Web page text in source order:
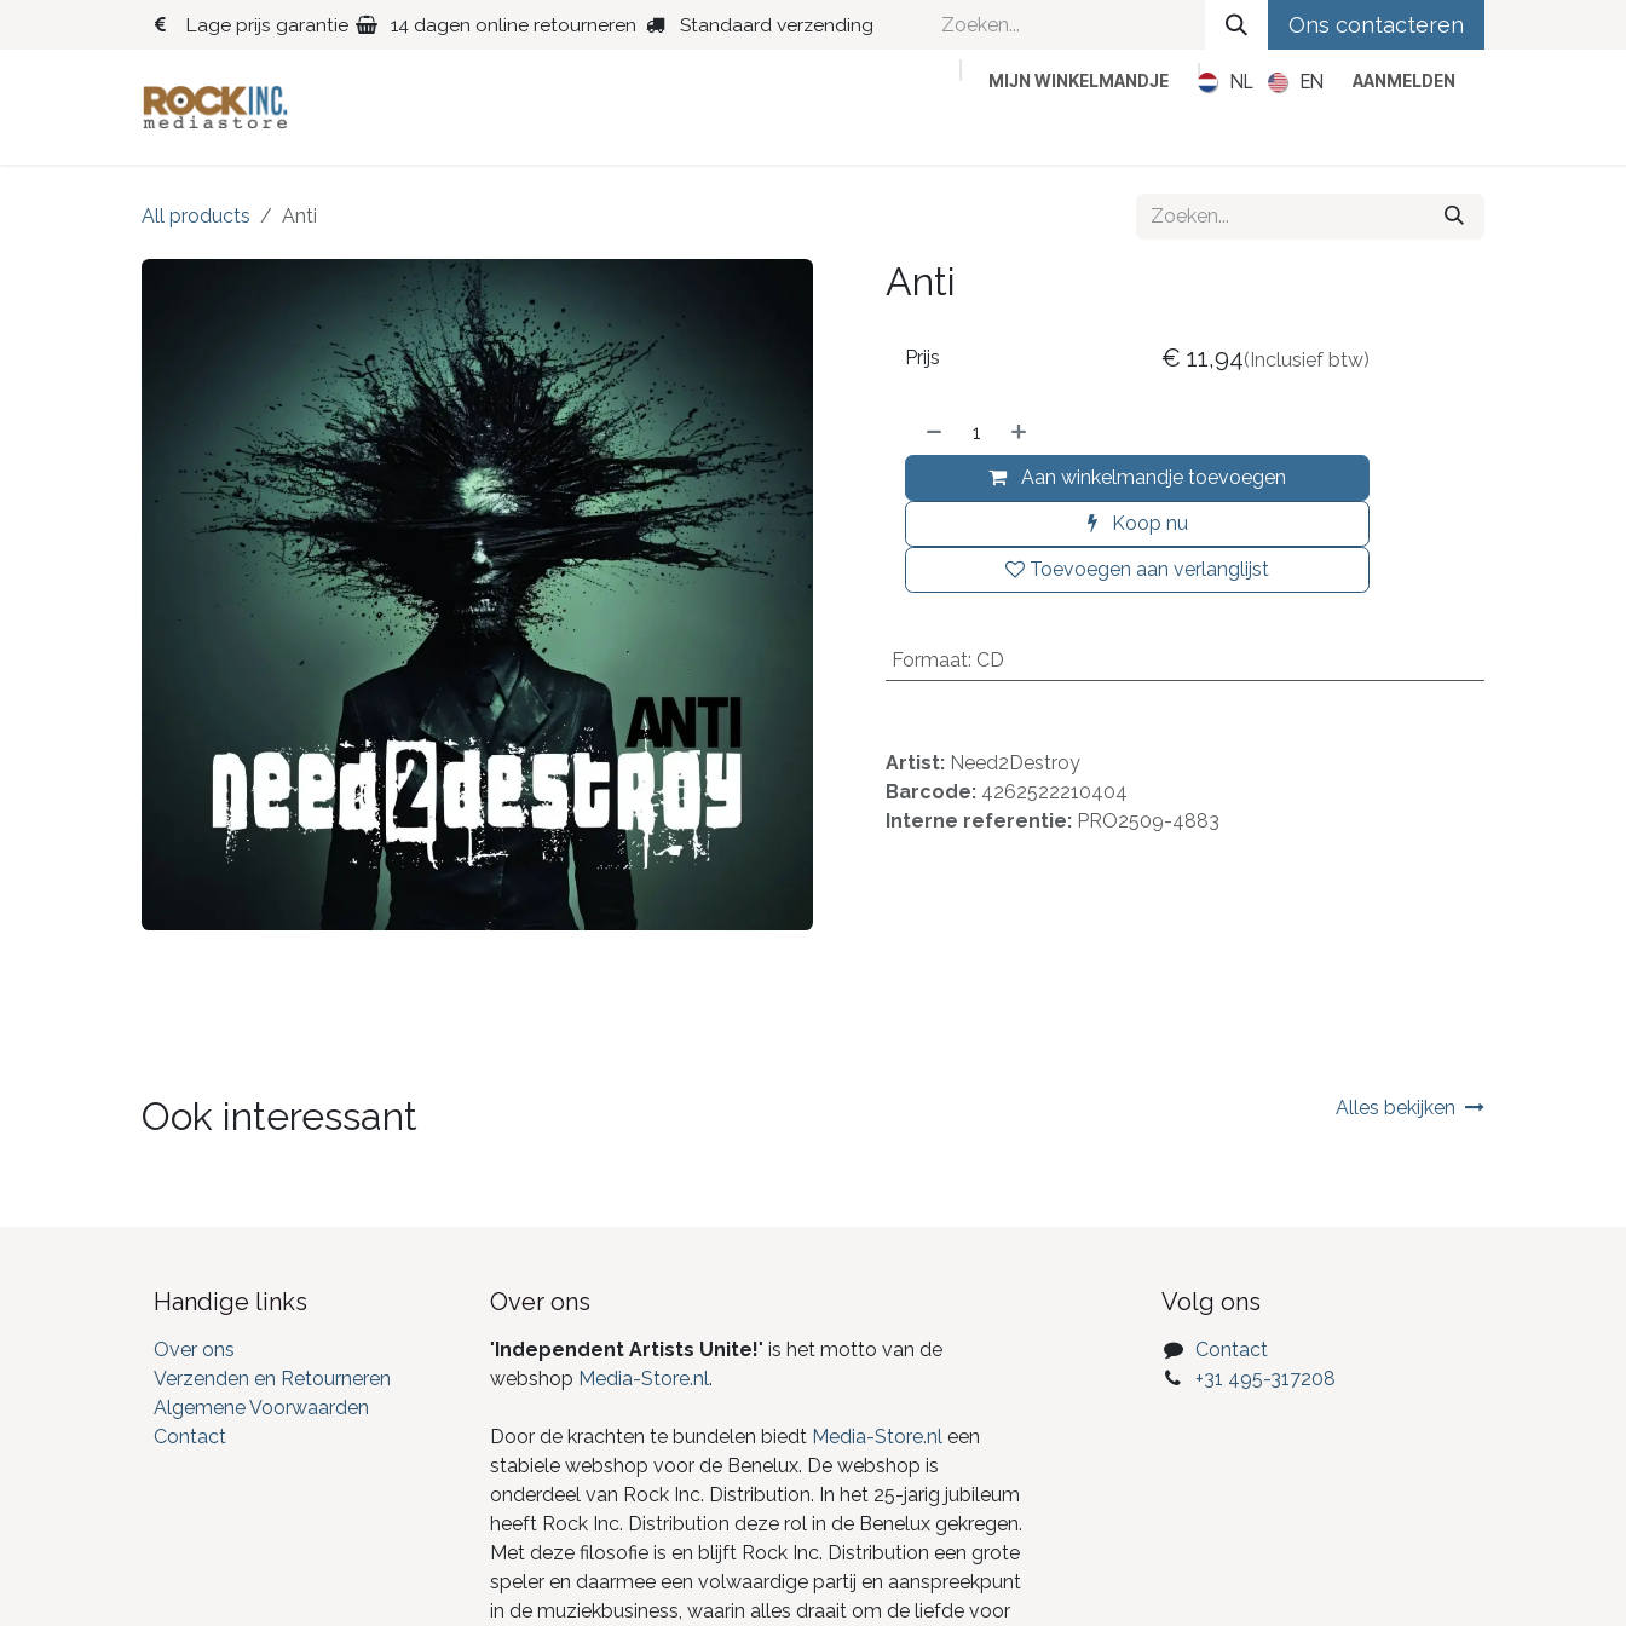
Overslaan naar inhoud
Lage prijs garantie 14 dagen online retourneren Standaard verzending Ons contacteren
MIJN WINKELMANDJE NL EN AANMELDEN
All products Anti
Anti
Aan winkelmandje toevoegen
Koop nu
Toevoegen aan verlanglijst
Prijs € 11,94(Inclusief btw)
Formaat: CD
Artist: Need2Destroy
Barcode: 4262522210404
Interne referentie: PRO2509-4883
Ook interessant Alles bekijken
Handige links
Over ons
Verzenden en Retourneren
Algemene Voorwaarden
Contact
Over ons
"Independent Artists Unite!" is het motto van de
webshop Media-Store.nl.
Door de krachten te bundelen biedt Media-Store.nleen
stabiele webshop voor de Benelux. De webshop is
onderdeel van Rock Inc. Distribution. In het 25-jarig jubileum
heeft Rock Inc. Distribution deze rol in de Benelux gekregen.
Met deze filosofie is en blijft Rock Inc. Distribution een grote
speler en daarmee een volwaardige partij en aanspreekpunt
in de muziekbusiness, waarin alles draait om de liefde voor
Volg ons
Contact
+31 495-317208